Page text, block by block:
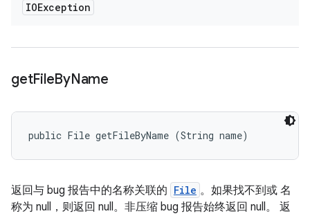
IOException
getFileByName
public File getFileByName (String name)
返回与 bug 报告中的名称关联的 File 。如果找不到或 名
称为 null，则返回 null。非压缩 bug 报告始终返回 null。 返